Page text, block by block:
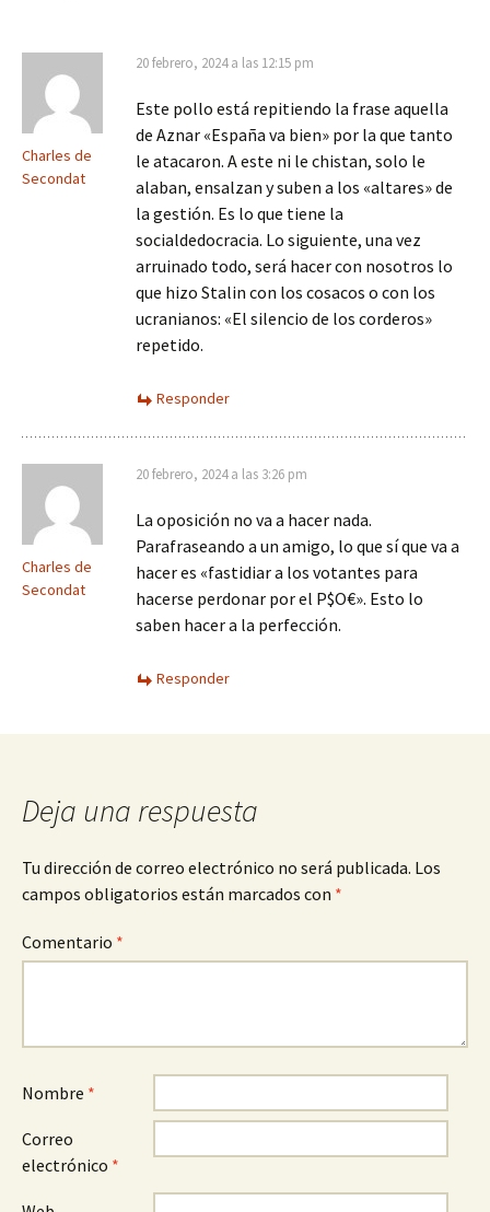
Charles de
Secondat
20 febrero, 2024 a las 12:15 pm
Este pollo está repitiendo la frase aquella
de Aznar «España va bien» por la que tanto
le atacaron. A este ni le chistan, solo le
alaban, ensalzan y suben a los «altares» de
la gestión. Es lo que tiene la
socialdedocracia. Lo siguiente, una vez
arruinado todo, será hacer con nosotros lo
que hizo Stalin con los cosacos o con los
ucranianos: «El silencio de los corderos»
repetido.
Responder
Charles de
Secondat
20 febrero, 2024 a las 3:26 pm
La oposición no va a hacer nada.
Parafraseando a un amigo, lo que sí que va a
hacer es «fastidiar a los votantes para
hacerse perdonar por el P$O€». Esto lo
saben hacer a la perfección.
Responder
Deja una respuesta
Tu dirección de correo electrónico no será publicada. Los
campos obligatorios están marcados con *
Comentario *
Nombre *
Correo
electrónico *